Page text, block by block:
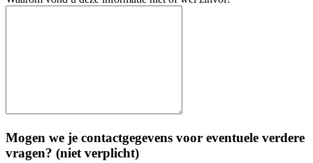
Mogen we je contactgegevens voor eventuele verdere
vragen? (niet verplicht)